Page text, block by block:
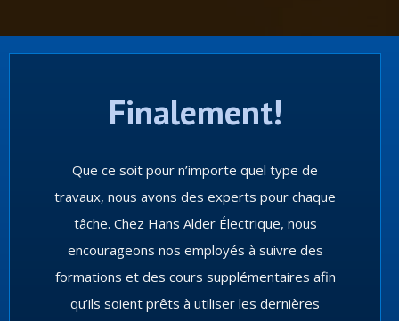
Finalement!
Que ce soit pour n’importe quel type de
travaux, nous avons des experts pour chaque
tâche. Chez Hans Alder Électrique, nous
encourageons nos employés à suivre des
formations et des cours supplémentaires afin
qu’ils soient prêts à utiliser les dernières